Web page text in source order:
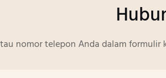
nomor telepon Anda dalam